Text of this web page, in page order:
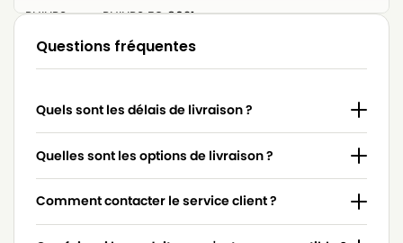
PHILIPS
PHILIPS FC 8021
PHILIPS
PHILIPS FC 8200 à FC 8219 (EXPRESSION)
PHILIPS
PHILIPS FC 8400 à FC 8499 (CITY-LINE)
PHILIPS
PHILIPS FC 8600 à FC 8649 (EXPRESSION)
PHILIPS
PHILIPS FC 9050 à FC 9079 (JEWEL)
Questions fréquentes
Quels sont les délais de livraison ?
Quelles sont les options de livraison ?
Comment contacter le service client ?